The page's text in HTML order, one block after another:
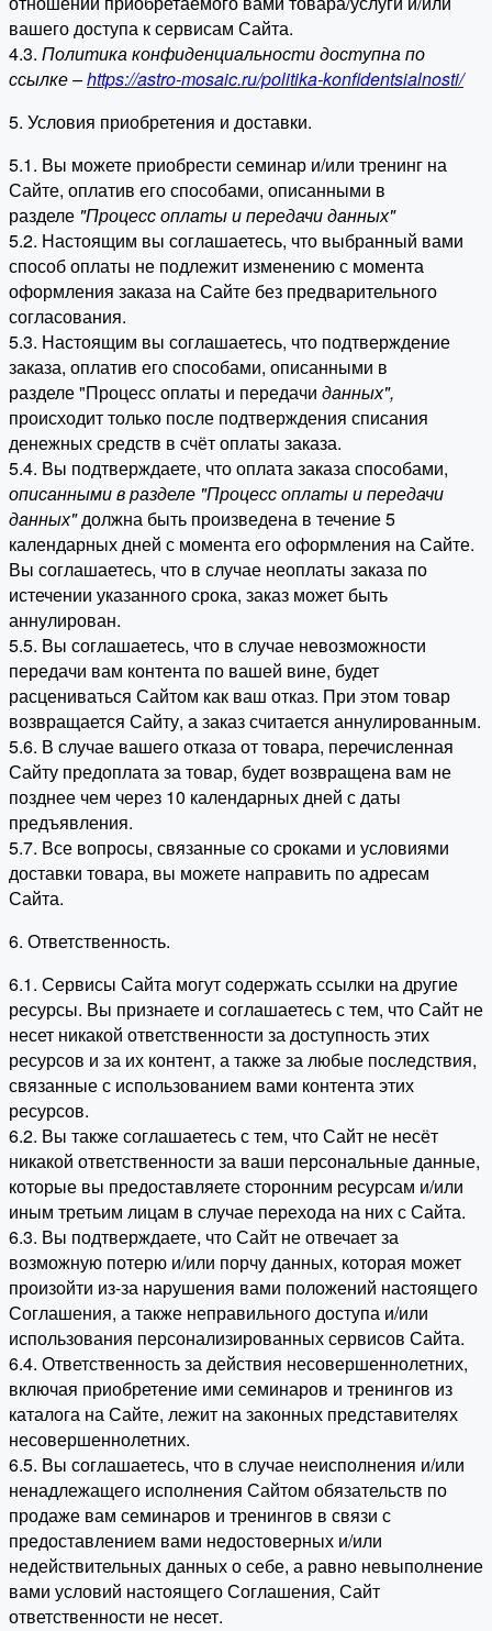
вашего доступа к сервисам Сайта.
4.3. Политика конфиденциальности доступна по
ссылке –https://astro-mosaic.ru/politika-konfidentsialnosti/
5. Условия приобретения и доставки.
5.1. Вы можете приобрести семинар и/или тренинг на
Сайте, оплатив его способами, описанными в
разделе "Процесс оплаты и передачи данных"
5.2. Настоящим вы соглашаетесь, что выбранный вами
способ оплаты не подлежит изменению с момента
оформления заказа на Сайте без предварительного
согласования.
5.3. Настоящим вы соглашаетесь, что подтверждение
заказа, оплатив его способами, описанными в
разделе "Процесс оплаты и передачи данных",
происходит только после подтверждения списания
денежных средств в счёт оплаты заказа.
5.4. Вы подтверждаете, что оплата заказа способами,
описанными в разделе "Процесс оплаты и передачи
данных"должна быть произведена в течение 5
календарных дней с момента его оформления на Сайте.
Вы соглашаетесь, что в случае неоплаты заказа по
истечении указанного срока, заказ может быть
аннулирован.
5.5. Вы соглашаетесь, что в случае невозможности
передачи вам контента по вашей вине, будет
расцениваться Сайтом как ваш отказ. При этом товар
возвращается Сайту, а заказ считается аннулированным.
5.6. В случае вашего отказа от товара, перечисленная
Сайту предоплата за товар, будет возвращена вам не
позднее чем через 10 календарных дней с даты
предъявления.
5.7. Все вопросы, связанные со сроками и условиями
доставки товара, вы можете направить по адресам
Сайта.
6. Ответственность.
6.1. Сервисы Сайта могут содержать ссылки на другие
ресурсы. Вы признаете и соглашаетесь с тем, что Сайт не
несет никакой ответственности за доступность этих
ресурсов и за их контент, а также за любые последствия,
связанные с использованием вами контента этих
ресурсов.
6.2. Вы также соглашаетесь с тем, что Сайт не несёт
никакой ответственности за ваши персональные данные,
которые вы предоставляете сторонним ресурсам и/или
иным третьим лицам в случае перехода на них с Сайта.
6.3. Вы подтверждаете, что Сайт не отвечает за
возможную потерю и/или порчу данных, которая может
произойти из-за нарушения вами положений настоящего
Соглашения, а также неправильного доступа и/или
использования персонализированных сервисов Сайта.
6.4. Ответственность за действия несовершеннолетних,
включая приобретение ими семинаров и тренингов из
каталога на Сайте, лежит на законных представителях
несовершеннолетних.
6.5. Вы соглашаетесь, что в случае неисполнения и/или
ненадлежащего исполнения Сайтом обязательств по
продаже вам семинаров и тренингов в связи с
предоставлением вами недостоверных и/или
недействительных данных о себе, а равно невыполнение
вами условий настоящего Соглашения, Сайт
ответственности не несет.